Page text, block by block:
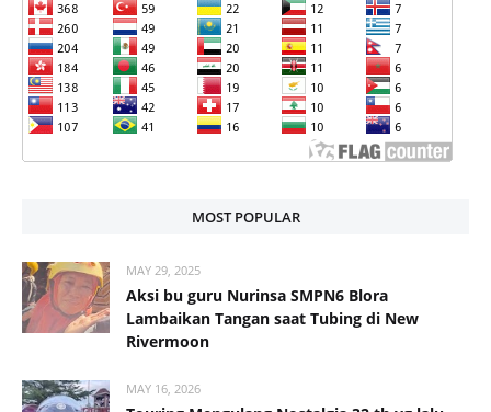
MOST POPULAR
MAY 29, 2025
Aksi bu guru Nurinsa SMPN6 Blora
Lambaikan Tangan saat Tubing di New
Rivermoon
MAY 16, 2026